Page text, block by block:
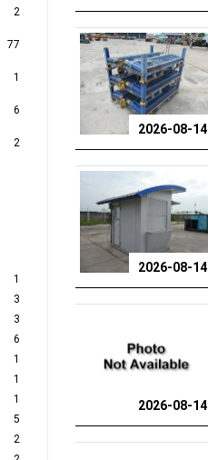
2
77
1
6
2
1
3
3
6
1
1
1
5
2
2026-08-14
2026-08-14
2026-08-14